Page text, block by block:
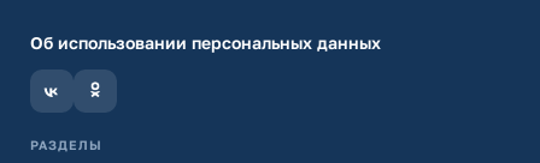
Об использовании персональных данных
РАЗДЕЛЫ